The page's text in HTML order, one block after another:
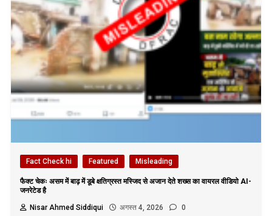
Fact Check hi Featured Misleading
फैक्ट चेकः असम में बाढ़ में डूबे क्षतिग्रस्त मस्जिद से अजान देते शख्स का वायरल वीडियो AI-
जनरेटेड है
Nisar Ahmed Siddiqui
अगस्त 4, 2026 0